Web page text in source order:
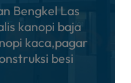
Bengkel Las
kanopi baja
kaca,pagar
besi